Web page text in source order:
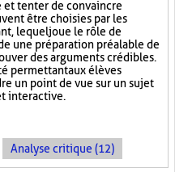
tenter de convaincre
être choisies par les
lequel joue le rôle de
une préparation préalable de
des arguments crédibles.
permettant aux élèves
un point de vue sur un sujet
interactive.
Analyse critique (12)